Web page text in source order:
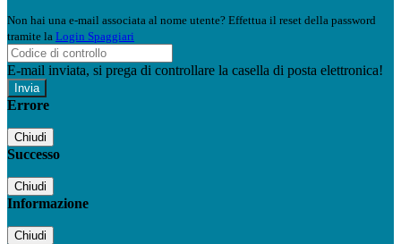
Non hai una e-mail associata al nome utente? Effettua il reset della password
tramite la Login Spaggiari
E-mail inviata, si prega di controllare la casella di posta elettronica!
Errore
Chiudi
Successo
Chiudi
Informazione
Chiudi